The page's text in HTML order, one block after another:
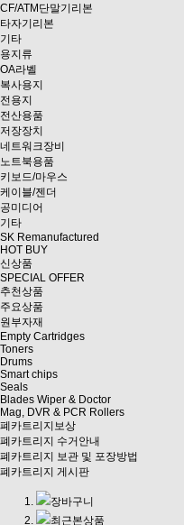
CF/ATM단말기리본
타자기리본
기타
용지류
OA라벨
복사용지
전용지
전산용품
저장장치
네트워크장비
노트북용품
키보드/마우스
케이블/젠더
공미디어
기타
SK Remanufactured
HOT BUY
신상품
SPECIAL OFFER
추천상품
주요상품
원부자재
Empty Cartridges
Toners
Drums
Smart chips
Seals
Blades Wiper & Doctor
Mag, DVR & PCR Rollers
폐카트리지보상
폐카트리지 수거안내
폐카트리지 보관 및 포장방법
폐카트리지 게시판
장바구니
최근본상품